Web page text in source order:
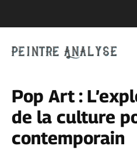
Pop Art :
de la culture
contemporain